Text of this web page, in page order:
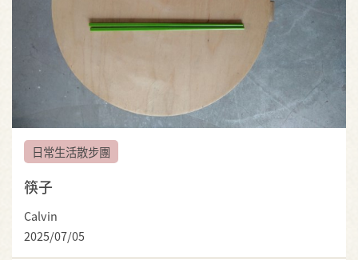
日常生活散步團
筷子
Calvin
2025/07/05